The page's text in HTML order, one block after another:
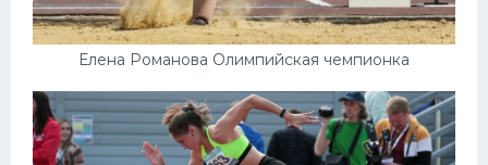
Елена Романова Олимпийская чемпионка